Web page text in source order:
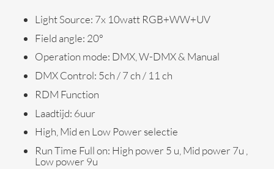
Light Source: 7x 10watt RGB+WW+UV
Field angle: 20°
Operation mode: DMX, W-DMX & Manual
DMX Control: 5ch / 7 ch / 11 ch
RDM Function
Laadtijd: 6uur
High, Mid en Low Power selectie
Run Time Full on: High power 5 u, Mid power 7u ,
Low power 9u